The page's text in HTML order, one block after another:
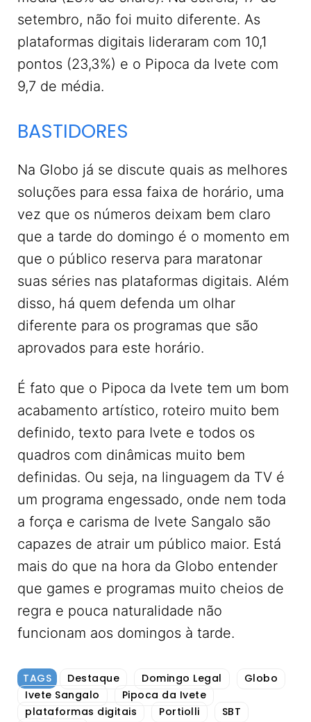
setembro, não foi muito diferente. As
plataformas digitais lideraram com 10,1
pontos (23,3%) e o Pipoca da Ivete com
9,7 de média.
BASTIDORES
Na Globo já se discute quais as melhores
soluções para essa faixa de horário, uma
vez que os números deixam bem claro
que a tarde do domingo é o momento em
que o público reserva para maratonar
suas séries nas plataformas digitais. Além
disso, há quem defenda um olhar
diferente para os programas que são
aprovados para este horário.
É fato que o Pipoca da Ivete tem um bom
acabamento artístico, roteiro muito bem
definido, texto para Ivete e todos os
quadros com dinâmicas muito bem
definidas. Ou seja, na linguagem da TV é
um programa engessado, onde nem toda
a força e carisma de Ivete Sangalo são
capazes de atrair um público maior. Está
mais do que na hora da Globo entender
que games e programas muito cheios de
regra e pouca naturalidade não
funcionam aos domingos à tarde.
TAGS Destaque Domingo Legal
Globo
Ivete Sangalo
Pipoca da Ivete
plataformas digitais
Portiolli
SBT